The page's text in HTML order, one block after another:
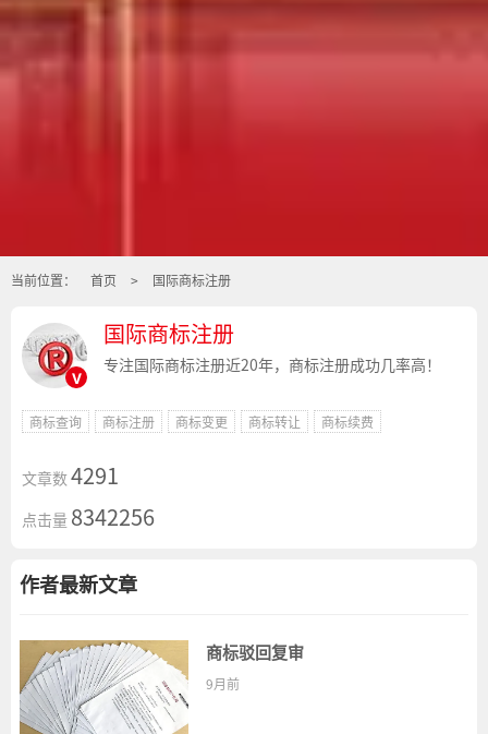
当前位置： 首页 > 国际商标注册
v
国际商标注册
专注国际商标注册近20年，商标注册成功几率高！
商标查询 商标注册 商标变更 商标转让 商标续费
文章数4291
点击量 8342256
作者最新文章
商标驳回复审
9月前